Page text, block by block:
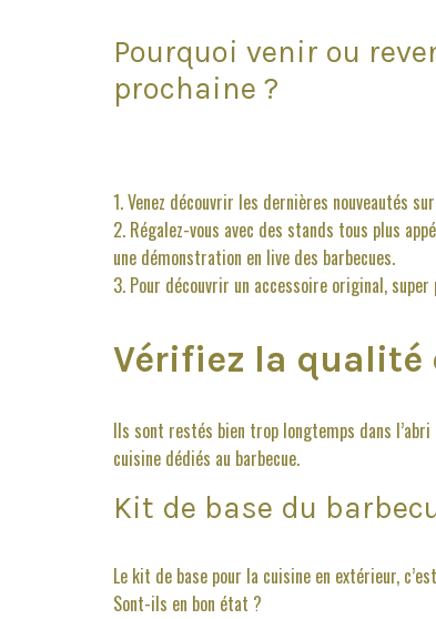
Pourquoi venir ou
prochaine ?
Venez découvrir les dernières nouveautés
Régalez-vous avec des stands tous plus
une démonstration en live des barbecues.
Pour découvrir un accessoire original,
Vérifiez la qualité
Ils sont restés bien trop longtemps dans
cuisine dédiés au barbecue.
Kit de base du
Le kit de base pour la cuisine en extérieur,
Sont-ils en bon état ?